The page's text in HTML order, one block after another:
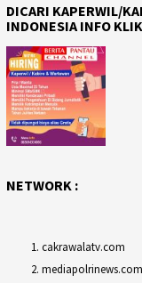
DICARI KAPERWIL/
INDONESIA INFO
NETWORK :
cakrawalatv.com
mediapolrinews.com